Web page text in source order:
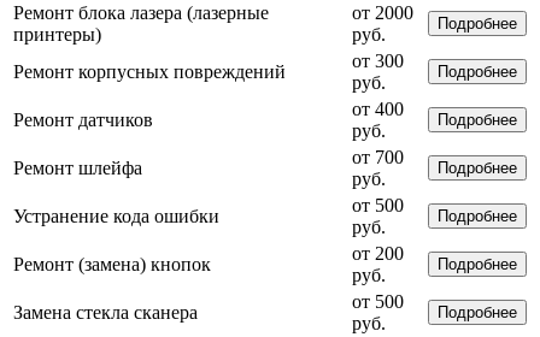
Ремонт блока лазера (лазерные
принтеры)
от 2000
руб.
Подробнее
Ремонт корпусных повреждений
от 300
руб.
Подробнее
Ремонт датчиков
от 400
руб.
Подробнее
Ремонт шлейфа
от 700
руб.
Подробнее
Устранение кода ошибки
от 500
руб.
Подробнее
Ремонт (замена) кнопок
от 200
руб.
Подробнее
Замена стекла сканера
от 500
руб.
Подробнее